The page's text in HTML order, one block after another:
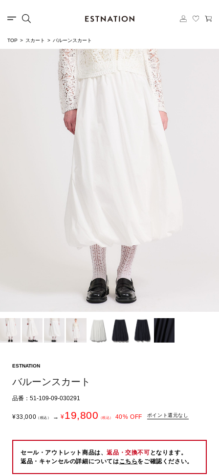
TOP スカート バルーンスカート
ESTNATION
バルーンスカート
品番：51-109-09-030291
¥33,000 （税込） → ¥19,800 （税込） 40% OFF ポイント還元なし
セール・アウトレット商品は、返品・交換不可 となります。
返品・キャンセルの詳細についてはこちらをご確認ください。